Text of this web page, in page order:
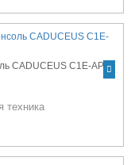
CADUCEUS C1E-AP
техника